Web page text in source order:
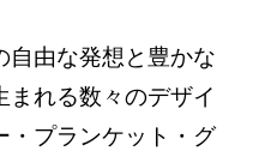
自由な発想と豊かな
まれる数々のデザイ
・プランケット・グ